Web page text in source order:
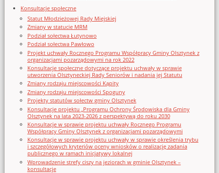
Konsultacje społeczne
Statut Młodzieżowej Rady Miejskiej
Zmiany w statucie MRM
Podział sołectwa Łutynowo
Podział sołectwa Pawłowo
Projekt uchwały Rocznego Programu Współpracy Gminy Olsztynek z
organizacjami pozarządowymi na rok 2022
Konsultacje społeczne dotyczące projektu uchwały w sprawie
utworzenia Olsztyneckiej Rady Seniorów i nadania jej Statutu
Zmiany rodzaju miejscowości Kąpity
Zmiany rodzaju miejscowości Spoguny
Projekty statutów sołectw gminy Olsztynek
Konsultacje projektu „Programu Ochrony Środowiska dla Gminy
Olsztynek na lata 2023-2026 z perspektywą do roku 2030
Konsultacje w sprawie projektu uchwały Rocznego Programu
Współpracy Gminy Olsztynek z organizacjami pozarządowymi
Konsultacje w sprawie projektu uchwały w sprawie określenia trybu
i szczegółowych kryteriów oceny wniosków o realizację zadania
publicznego w ramach inicjatywy lokalnej
Wprowadzenie strefy ciszy na jeziorach w gminie Olsztynek –
konsultacje